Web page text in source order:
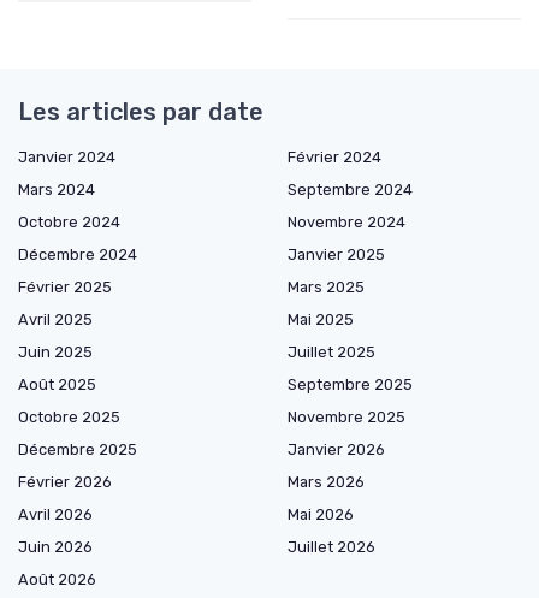
Les articles par date
Janvier 2024
Février 2024
Mars 2024
Septembre 2024
Octobre 2024
Novembre 2024
Décembre 2024
Janvier 2025
Février 2025
Mars 2025
Avril 2025
Mai 2025
Juin 2025
Juillet 2025
Août 2025
Septembre 2025
Octobre 2025
Novembre 2025
Décembre 2025
Janvier 2026
Février 2026
Mars 2026
Avril 2026
Mai 2026
Juin 2026
Juillet 2026
Août 2026